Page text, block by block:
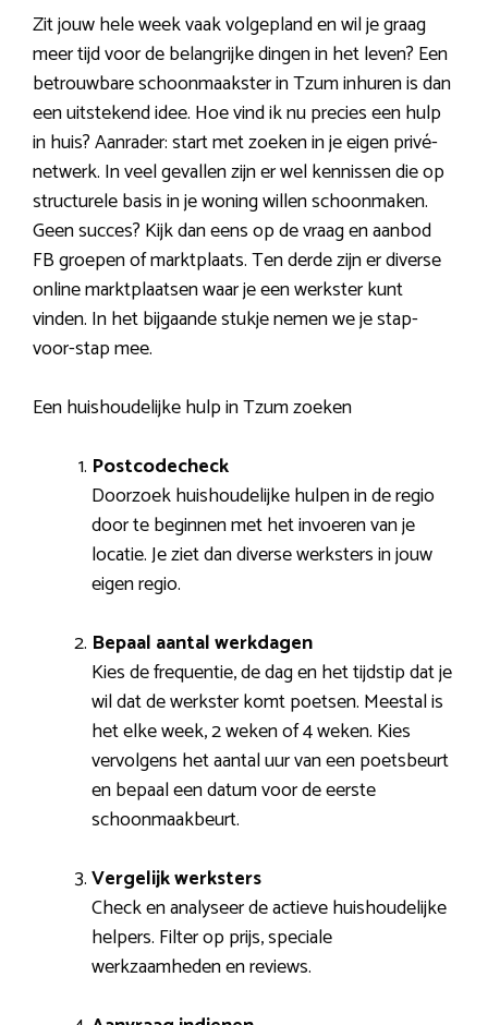
Zit jouw hele week vaak volgepland en wil je graag
meer tijd voor de belangrijke dingen in het leven? Een
betrouwbare schoonmaakster in Tzum inhuren is dan
een uitstekend idee. Hoe vind ik nu precies een hulp
in huis? Aanrader: start met zoeken in je eigen privé-
netwerk. In veel gevallen zijn er wel kennissen die op
structurele basis in je woning willen schoonmaken.
Geen succes? Kijk dan eens op de vraag en aanbod
FB groepen of marktplaats. Ten derde zijn er diverse
online marktplaatsen waar je een werkster kunt
vinden. In het bijgaande stukje nemen we je stap-
voor-stap mee.
Een huishoudelijke hulp in Tzum zoeken
Postcodecheck
Doorzoek huishoudelijke hulpen in de regio
door te beginnen met het invoeren van je
locatie. Je ziet dan diverse werksters in jouw
eigen regio.
Bepaal aantal werkdagen
Kies de frequentie, de dag en het tijdstip dat je
wil dat de werkster komt poetsen. Meestal is
het elke week, 2 weken of 4 weken. Kies
vervolgens het aantal uur van een poetsbeurt
en bepaal een datum voor de eerste
schoonmaakbeurt.
Vergelijk werksters
Check en analyseer de actieve huishoudelijke
helpers. Filter op prijs, speciale
werkzaamheden en reviews.